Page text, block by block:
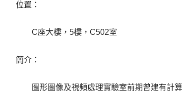
位置：
C座大樓，5樓，C502室
簡介：
圖形圖像及視頻處理實驗室前期曾建有計算